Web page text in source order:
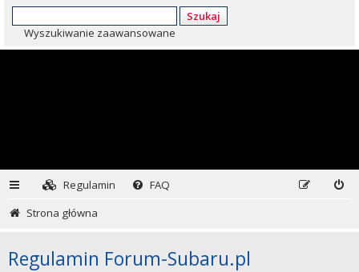
Szukaj
Wyszukiwanie zaawansowane
Regulamin
FAQ
Strona główna
Regulamin Forum-Subaru.pl